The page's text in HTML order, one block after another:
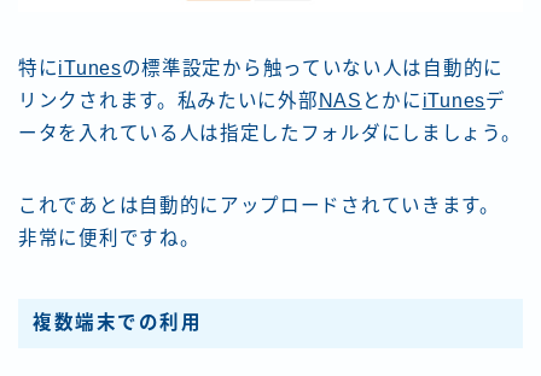
特にiTunesの標準設定から触っていない人は自動的に
リンクされます。私みたいに外部 NAS とかに iTunesデ
ータを入れている人は指定したフォルダにしましょう。
これであとは自動的にアップロードされていきます。
非常に便利ですね。
複数端末での利用